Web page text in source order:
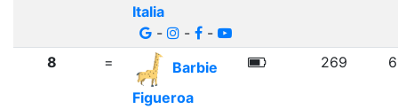
Italia
-
- -
8 =
Barbie
Figueroa
269